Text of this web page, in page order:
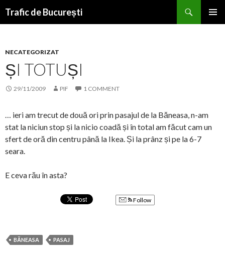
Trafic de București
NECATEGORIZAT
ȘI TOTUȘI
29/11/2009 PIF 1 COMMENT
… ieri am trecut de două ori prin pasajul de la Băneasa, n-am
stat la niciun stop și la nicio coadă și în total am făcut cam un
sfert de oră din centru până la Ikea. Și la prânz și pe la 6-7
seara.
E ceva rău în asta?
Follow
BĂNEASA PASAJ